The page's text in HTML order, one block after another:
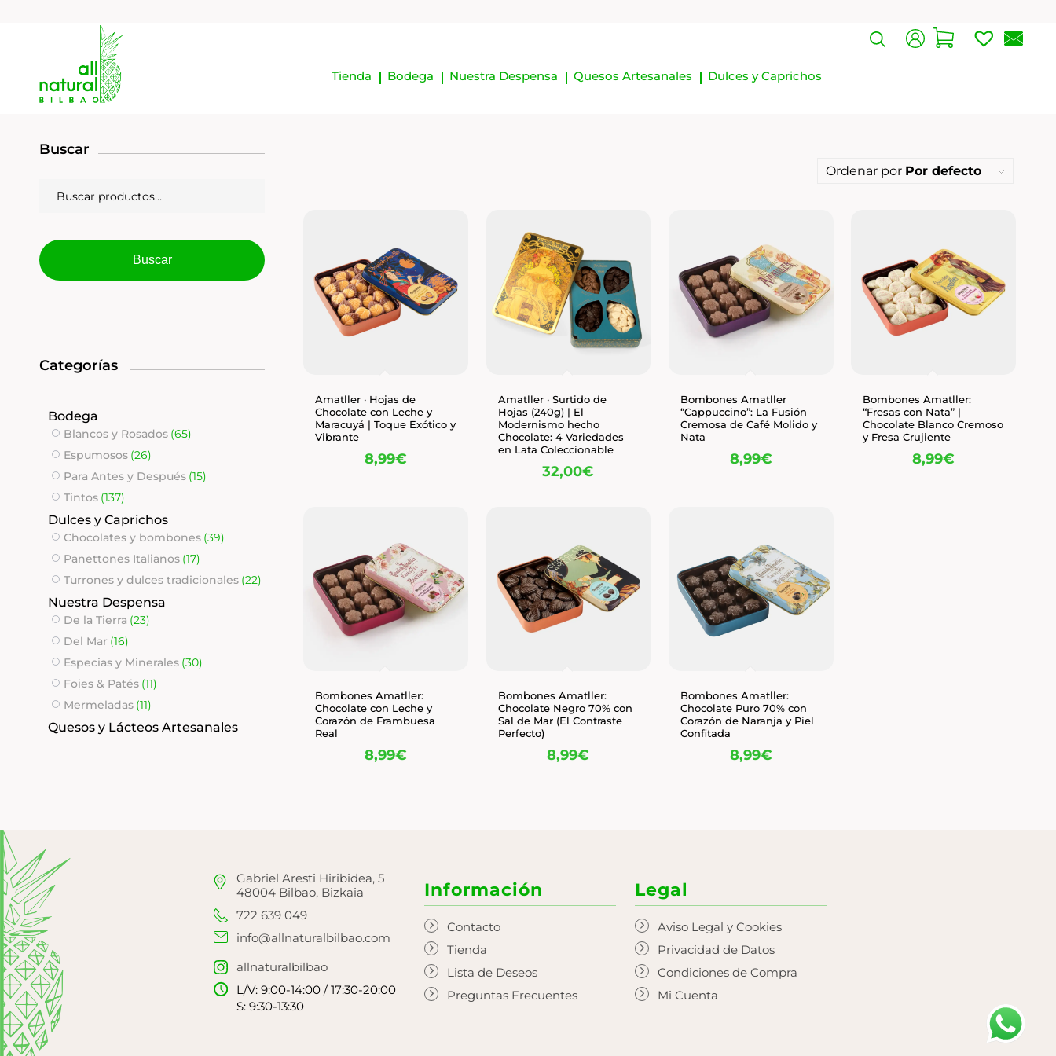
Tienda Bodega Nuestra Despensa Quesos Artesanales Dulces y Caprichos
Ordenar por Por defecto
Amatller · Hojas de
Chocolate con Leche y
Maracuyá | Toque Exótico y
Vibrante
8,99€
Amatller · Surtido de
Hojas (240g) | El
Modernismo hecho
Chocolate: 4 Variedades
en Lata Coleccionable
32,00€
Bombones Amatller
“Cappuccino”: La Fusión
Cremosa de Café Molido y
Nata
8,99€
Bombones Amatller:
“Fresas con Nata” |
Chocolate Blanco Cremoso
y Fresa Crujiente
8,99€
Bombones Amatller:
Chocolate con Leche y
Corazón de Frambuesa
Real
8,99€
Bombones Amatller:
Chocolate Negro 70% con
Sal de Mar (El Contraste
Perfecto)
8,99€
Bombones Amatller:
Chocolate Puro 70% con
Corazón de Naranja y Piel
Confitada
8,99€
Buscar
Buscar
Categorías
Bodega
Blancos y Rosados (65)
Espumosos (26)
Para Antes y Después (15)
Tintos (137)
Dulces y Caprichos
Chocolates y bombones (39)
Panettones Italianos (17)
Turrones y dulces tradicionales (22)
Nuestra Despensa
De la Tierra (23)
Del Mar (16)
Especias y Minerales (30)
Foies & Patés (11)
Mermeladas (11)
Quesos y Lácteos Artesanales
Gabriel Aresti Hiribidea, 5
48004 Bilbao, Bizkaia
722 639 049
info@allnaturalbilbao.com
allnaturalbilbao
L/V: 9:00-14:00 / 17:30-20:00
S: 9:30-13:30
Información
Contacto
Tienda
Lista de Deseos
Preguntas Frecuentes
Legal
Aviso Legal y Cookies
Privacidad de Datos
Condiciones de Compra
Mi Cuenta